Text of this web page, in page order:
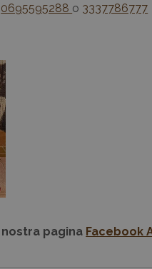
0695595288 o 3337786777
pagina Facebook